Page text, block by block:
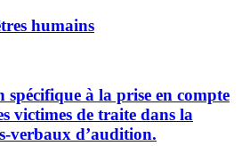
humains
à la prise en compte
victimes de traite dans la
verbaux d’audition.